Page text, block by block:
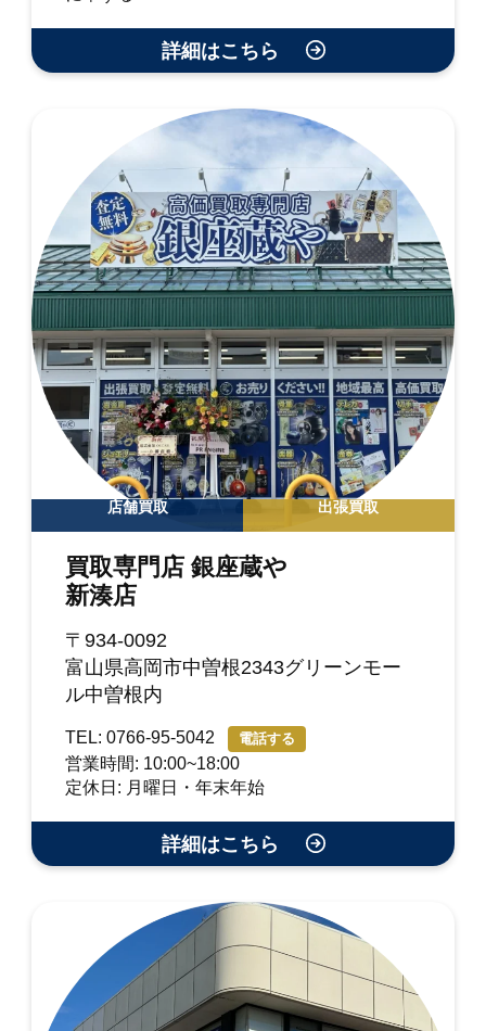
詳細はこちら
店舗買取 出張買取
買取専門店 銀座蔵や
新湊店
〒934-0092
富山県高岡市中曽根2343グリーンモー
ル中曽根内
TEL: 0766-95-5042 電話する
営業時間: 10:00~18:00
定休日: 月曜日・年末年始
詳細はこちら